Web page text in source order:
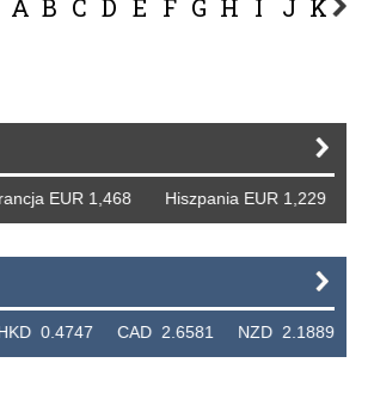
A B C D E F G H I J K L
EUR 1,468 Hiszpania EUR 1,229
0.4747 CAD 2.6581 NZD 2.1889